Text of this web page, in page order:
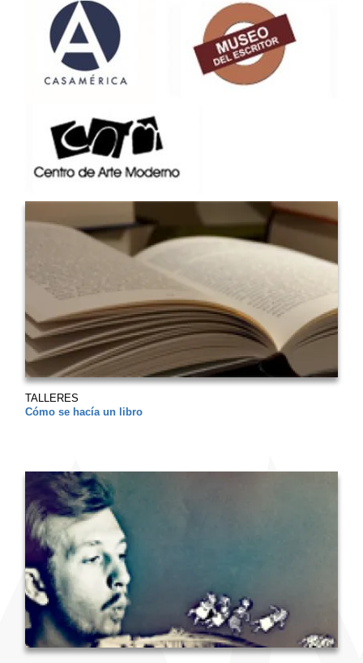
TALLERES
Cómo se hacía un libro